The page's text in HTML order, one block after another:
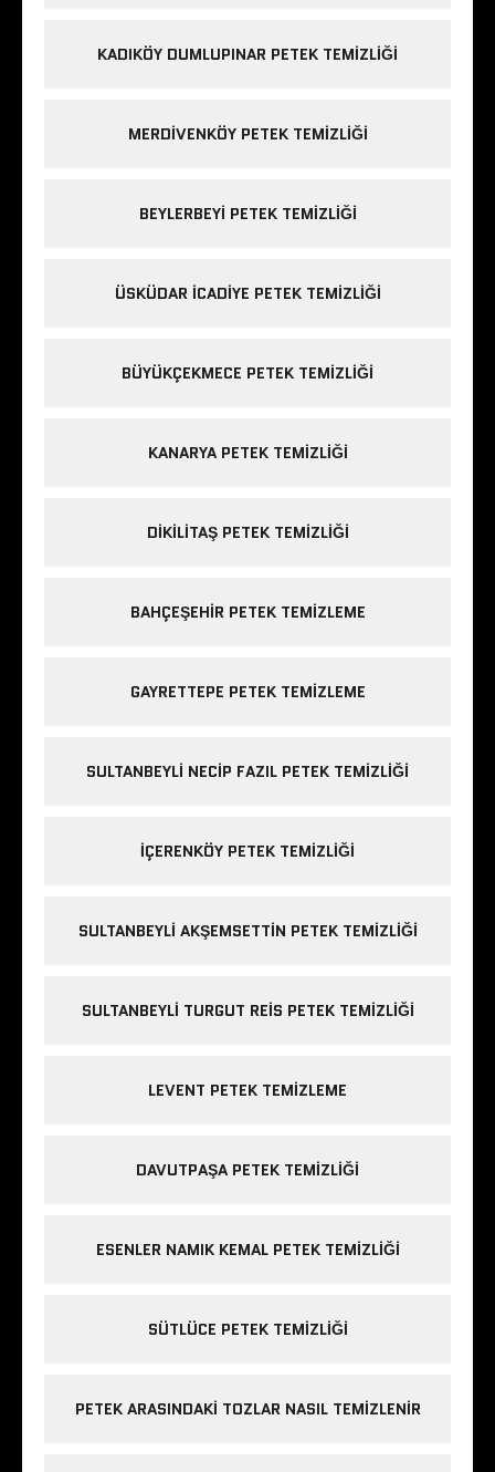
KADIKÖY DUMLUPINAR PETEK TEMIZLIĞI
MERDIVENKÖY PETEK TEMIZLIĞI
BEYLERBEYI PETEK TEMIZLIĞI
ÜSKÜDAR ICADIYE PETEK TEMIZLIĞI
BÜYÜKÇEKMECE PETEK TEMIZLIĞI
KANARYA PETEK TEMIZLIĞI
DIKILITAŞ PETEK TEMIZLIĞI
BAHÇEŞEHIR PETEK TEMIZLEME
GAYRETTEPE PETEK TEMIZLEME
SULTANBEYLI NECIP FAZIL PETEK TEMIZLIĞI
IÇERENKÖY PETEK TEMIZLIĞI
SULTANBEYLI AKŞEMSETTIN PETEK TEMIZLIĞI
SULTANBEYLI TURGUT REIS PETEK TEMIZLIĞI
LEVENT PETEK TEMIZLEME
DAVUTPAŞA PETEK TEMIZLIĞI
ESENLER NAMIK KEMAL PETEK TEMIZLIĞI
SÜTLÜCE PETEK TEMIZLIĞI
PETEK ARASINDAKI TOZLAR NASIL TEMIZLENIR